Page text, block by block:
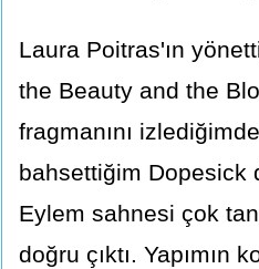
Laura Poitras'ın
the Beauty and the
fragmanını
bahsettiğim Dopesick
Eylem sahnesi çok
doğru çıktı. Yapımın